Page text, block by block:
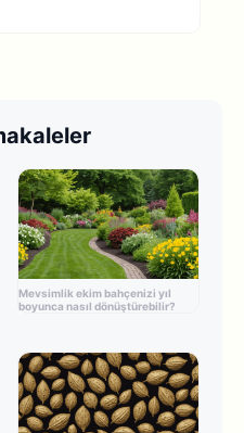
Mevsimlik ekim bahçenizi yıl
boyunca nasıl dönüştürebilir?